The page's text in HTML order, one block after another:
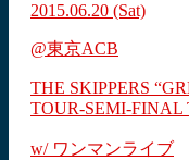
2015.06.20 (Sat)
@東京ACB
THE SKIPPERS
TOUR-SEMI-
w/ ワンマンライブ